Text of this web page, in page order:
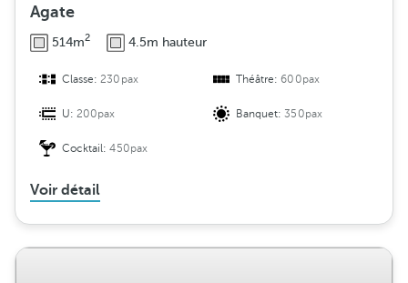
Agate
514m2 4.5m hauteur
Classe:230pax Théâtre:600pax
U:200pax Banquet:350pax
Cocktail:450pax
Voir détail